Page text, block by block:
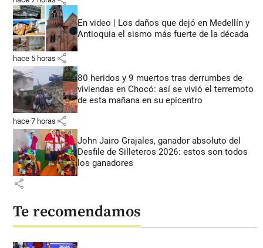
En video | Los daños que dejó en Medellín y
Antioquia el sismo más fuerte de la década
hace 5 horas share
80 heridos y 9 muertos tras derrumbes de
viviendas en Chocó: así se vivió el terremoto
de esta mañana en su epicentro
hace 7 horas share
John Jairo Grajales, ganador absoluto del
Desfile de Silleteros 2026: estos son todos
los ganadores
share
Te recomendamos